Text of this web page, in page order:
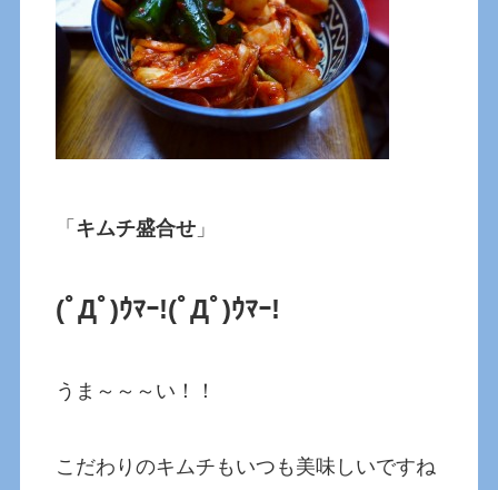
「 キムチ盛合せ 」
(ﾟДﾟ)ｳﾏｰ!(ﾟДﾟ)ｳﾏｰ!
うま～～～い！！
こだわりのキムチもいつも美味しいですね